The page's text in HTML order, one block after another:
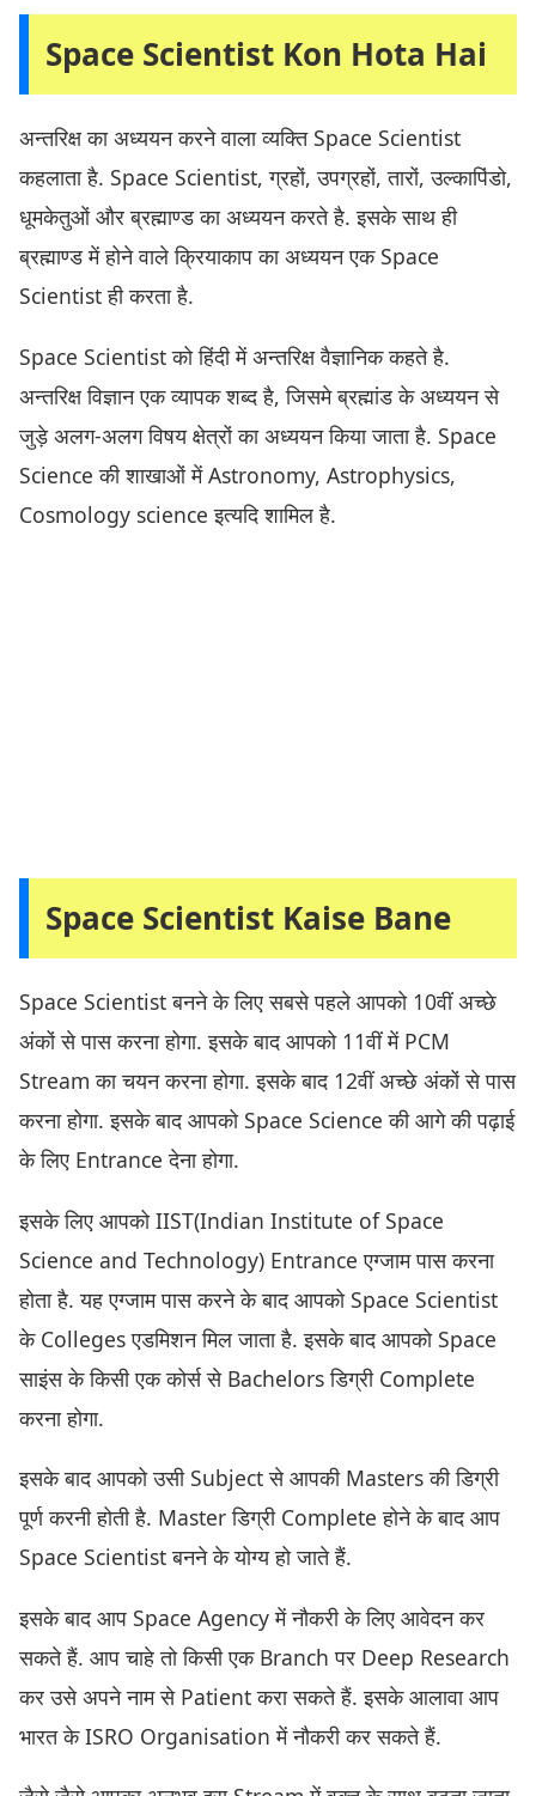
Space Scientist Kon Hota Hai
अन्तरिक्ष का अध्ययन करने वाला व्यक्ति Space Scientist
कहलाता है. Space Scientist, ग्रहों, उपग्रहों, तारों, उल्कापिंडो,
धूमकेतुओं और ब्रह्माण्ड का अध्ययन करते है. इसके साथ ही
ब्रह्माण्ड में होने वाले क्रियाकाप का अध्ययन एक Space
Scientist ही करता है.
Space Scientist को हिंदी में अन्तरिक्ष वैज्ञानिक कहते है.
अन्तरिक्ष विज्ञान एक व्यापक शब्द है, जिसमे ब्रह्मांड के अध्ययन से
जुड़े अलग-अलग विषय क्षेत्रों का अध्ययन किया जाता है. Space
Science की शाखाओं में Astronomy, Astrophysics,
Cosmology science इत्यदि शामिल है.
Space Scientist Kaise Bane
Space Scientist बनने के लिए सबसे पहले आपको 10वीं अच्छे
अंकों से पास करना होगा. इसके बाद आपको 11वीं में PCM
Stream का चयन करना होगा. इसके बाद 12वीं अच्छे अंकों से पास
करना होगा. इसके बाद आपको Space Science की आगे की पढ़ाई
के लिए Entrance देना होगा.
इसके लिए आपको IIST(Indian Institute of Space
Science and Technology) Entrance एग्जाम पास करना
होता है. यह एग्जाम पास करने के बाद आपको Space Scientist
के Colleges एडमिशन मिल जाता है. इसके बाद आपको Space
साइंस के किसी एक कोर्स से Bachelors डिग्री Complete
करना होगा.
इसके बाद आपको उसी Subject से आपकी Masters की डिग्री
पूर्ण करनी होती है. Master डिग्री Complete होने के बाद आप
Space Scientist बनने के योग्य हो जाते हैं.
इसके बाद आप Space Agency में नौकरी के लिए आवेदन कर
सकते हैं. आप चाहे तो किसी एक Branch पर Deep Research
कर उसे अपने नाम से Patient करा सकते हैं. इसके आलावा आप
भारत के ISRO Organisation में नौकरी कर सकते हैं.